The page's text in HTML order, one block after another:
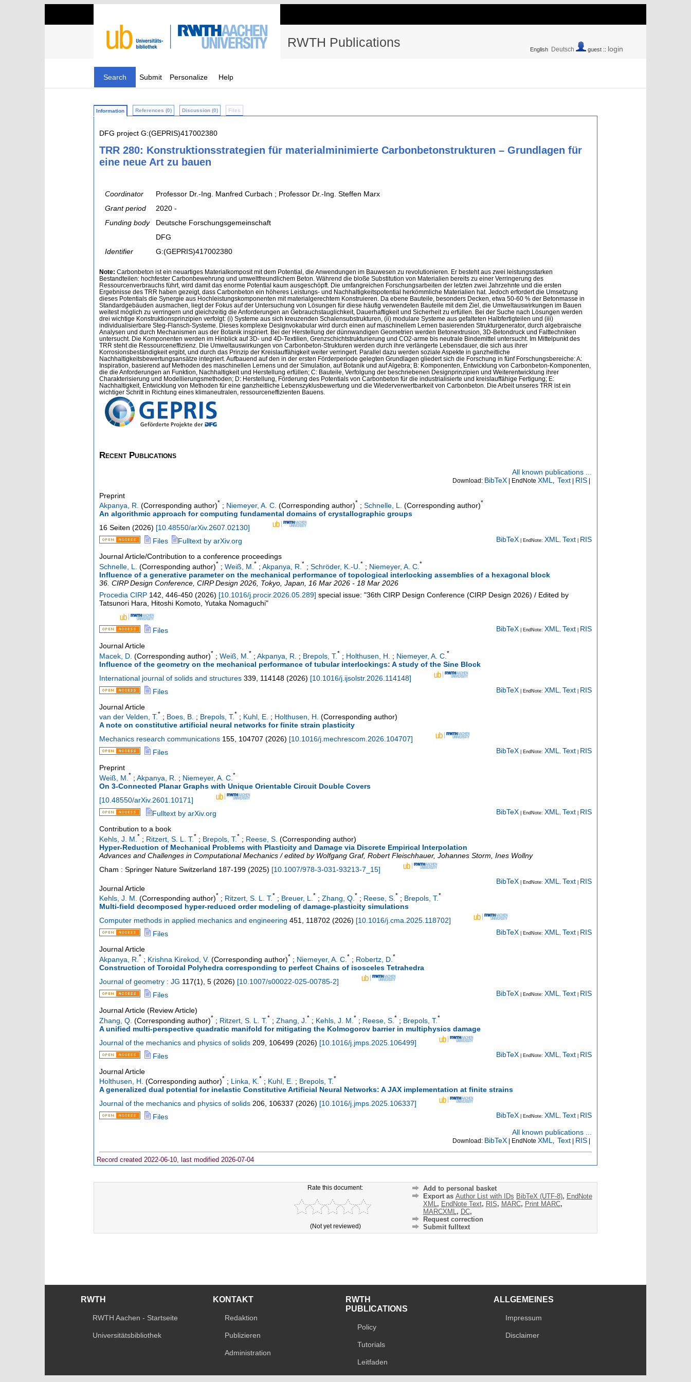
RWTH Publications English Deutsch guest :: login
Search Submit Personalize Help
Information References (0) Discussion (0) Files
DFG project G:(GEPRIS)417002380
TRR 280: Konstruktionsstrategien für materialminimierte Carbonbetonstrukturen – Grundlagen für
eine neue Art zu bauen
Coordinator
Professor Dr.-Ing. Manfred Curbach ; Professor Dr.-Ing. Steffen Marx
Grant period
2020 -
Funding body
Deutsche Forschungsgemeinschaft
DFG
Identifier
G:(GEPRIS)417002380
Note: Carbonbeton ist ein neuartiges Materialkomposit mit dem Potential, die Anwendungen im Bauwesen zu revolutionieren. Er besteht aus zwei leistungsstarken
Bestandteilen: hochfester Carbonbewehrung und umweltfreundlichem Beton. Während die bloße Substitution von Materialien bereits zu einer Verringerung des
Ressourcenverbrauchs führt, wird damit das enorme Potential kaum ausgeschöpft. Die umfangreichen Forschungsarbeiten der letzten zwei Jahrzehnte und die ersten
Ergebnisse des TRR haben gezeigt, dass Carbonbeton ein höheres Leistungs- und Nachhaltigkeitspotential herkömmliche Materialien hat. Jedoch erfordert die Umsetzung
dieses Potentials die Synergie aus Hochleistungskomponenten mit materialgerechtem Konstruieren. Da ebene Bauteile, besonders Decken, etwa 50-60 % der Betonmasse in
Standardgebäuden ausmachen, liegt der Fokus auf der Untersuchung von Lösungen für diese häufig verwendeten Bauteile mit dem Ziel, die Umweltauswirkungen im Bauen
weitest möglich zu verringern und gleichzeitig die Anforderungen an Gebrauchstauglichkeit, Dauerhaftigkeit und Sicherheit zu erfüllen. Bei der Suche nach Lösungen werden
drei wichtige Konstruktionsprinzipien verfolgt: (i) Systeme aus sich kreuzenden Schalensubstrukturen, (ii) modulare Systeme aus gefalteten Halbfertigteilen und (iii)
individualisierbare Steg-Flansch-Systeme. Dieses komplexe Designvokabular wird durch einen auf maschinellem Lernen basierenden Strukturgenerator, durch algebraische
Analysen und durch Mechanismen aus der Botanik inspiriert. Bei der Herstellung der dünnwandigen Geometrien werden Betonextrusion, 3D-Betondruck und Falttechniken
untersucht. Die Komponenten werden im Hinblick auf 3D- und 4D-Textilien, Grenzschichtstrukturierung und CO2-arme bis neutrale Bindemittel untersucht. Im Mittelpunkt des
TRR steht die Ressourceneffizienz. Die Umweltauswirkungen von Carbonbeton-Strukturen werden durch ihre verlängerte Lebensdauer, die sich aus ihrer
Korrosionsbeständigkeit ergibt, und durch das Prinzip der Kreislauffähigkeit weiter verringert. Parallel dazu werden soziale Aspekte in ganzheitliche
Nachhaltigkeitsbewertungsansätze integriert. Aufbauend auf den in der ersten Förderperiode gelegten Grundlagen gliedert sich die Forschung in fünf Forschungsbereiche: A:
Inspiration, basierend auf Methoden des maschinellen Lernens und der Simulation, auf Botanik und auf Algebra; B: Komponenten, Entwicklung von Carbonbeton-Komponenten,
die die Anforderungen an Funktion, Nachhaltigkeit und Herstellung erfüllen; C: Bauteile, Verfolgung der beschriebenen Designprinzipien und Weiterentwicklung ihrer
Charakterisierung und Modellierungsmethoden; D: Herstellung, Förderung des Potentials von Carbonbeton für die industrialisierte und kreislauffähige Fertigung; E:
Nachhaltigkeit, Entwicklung von Methoden für eine ganzheitliche Lebenszyklusbewertung und die Wiederverwertbarkeit von Carbonbeton. Die Arbeit unseres TRR ist ein
wichtiger Schritt in Richtung eines klimaneutralen, ressourceneffizienten Bauens.
Recent Publications
All known publications ...
Download: BibTeX | EndNote XML Text | RIS |
Preprint
Akpanya, R. (Corresponding author)* ; Niemeyer, A. C. (Corresponding author)* ; Schnelle, L. (Corresponding author)*
An algorithmic approach for computing fundamental domains of crystallographic groups
16 Seiten (2026) [10.48550/arXiv.2607.02130]
Files
Fulltext by arXiv.org BibTeX | EndNote: XML, Text RIS
Journal Article/Contribution to a conference proceedings
Schnelle, L.
(Corresponding author)* ; Weiß, M. * ; Akpanya, R. * ; Schröder, K.-U. * ; Niemeyer, A. C. *
Influence of a generative parameter on the mechanical performance of topological interlocking assemblies of a hexagonal block
36. CIRP Design Conference CIRP Design 2026 Tokyo Japan , 16 Mar 2026 - 18 Mar 2026
Procedia CIRP 142 446-450 (2026) [10.1016/j.procir.2026.05.289] special issue: "36th CIRP Design Conference (CIRP Design 2026) / Edited by
Tatsunori Hara, Hitoshi Komoto, Yutaka Nomaguchi"
Files BibTeX | EndNote: XML , Text RIS
Journal Article
Macek, D. (Corresponding author)* ; Weiß, M. * ; Akpanya, R. ; Brepols, T.* ; Holthusen, H. ; Niemeyer, A. C. *
Influence of the geometry on the mechanical performance of tubular interlockings: A study of the Sine Block
International journal of solids and structures 339 114148 (2026) [10.1016/j.ijsolstr.2026.114148]
Files
BibTeX | EndNote: XML Text RIS
Journal Article
van der Velden, T.* ; Boes, B. ; Brepols, T.* ; Kuhl, E. ; Holthusen, H. (Corresponding author)
A note on constitutive artificial neural networks for finite strain plasticity
Mechanics research communications 155, 104707 (2026) [10.1016/j.mechrescom.2026.104707]
Files
BibTeX | EndNote: XML, Text RIS
Preprint
Weiß, M. * ; Akpanya, R. ; Niemeyer, A. C. *
On 3-Connected Planar Graphs with Unique Orientable Circuit Double Covers
[10.48550/arXiv.2601.10171]
Fulltext by arXiv.org
BibTeX | EndNote: XML , Text RIS
Contribution to a book
Kehls, J. M. * ; Ritzert, S. L. T.* ; Brepols, T.* ; Reese, S. (Corresponding author)
Hyper-Reduction of Mechanical Problems with Plasticity and Damage via Discrete Empirical Interpolation
Advances and Challenges in Computational Mechanics / edited by Wolfgang Graf, Robert Fleischhauer, Johannes Storm, Ines Wollny
Cham : Springer Nature Switzerland 187-199 (2025) [10.1007/978-3-031-93213-7_15]
BibTeX | EndNote: XML Text RIS
Journal Article
Kehls, J. M. (Corresponding author)* ; Ritzert, S. L. T.* ; Breuer, L.* ; Zhang, Q.* ; Reese, S.* ; Brepols, T.*
Multi-field decomposed hyper-reduced order modeling of damage-plasticity simulations
Computer methods in applied mechanics and engineering 451, 118702 (2026) [10.1016/j.cma.2025.118702]
Files
BibTeX | EndNote: XML, Text RIS
Journal Article
Akpanya, R. * ; Krishna Kirekod, V. (Corresponding author)* ; Niemeyer, A. C. * ; Robertz, D. *
Construction of Toroidal Polyhedra corresponding to perfect Chains of isosceles Tetrahedra
Journal of geometry : JG 117(1), 5 (2026) [10.1007/s00022-025-00785-2]
Files
BibTeX | EndNote: XML Text RIS
Journal Article (Review Article)
Zhang, Q. (Corresponding author)* ; Ritzert, S. L. T.* ; Zhang, J. * ; Kehls, J. M. * ; Reese, S. * ; Brepols, T.*
A unified multi-perspective quadratic manifold for mitigating the Kolmogorov barrier in multiphysics damage
Journal of the mechanics and physics of solids 209 106499 (2026) [10.1016/j.jmps.2025.106499]
Files
BibTeX | EndNote: XML Text RIS
Journal Article
Holthusen, H. (Corresponding author)* ; Linka, K.* ; Kuhl, E. ; Brepols, T.*
A generalized dual potential for inelastic Constitutive Artificial Neural Networks: A JAX implementation at finite strains
Journal of the mechanics and physics of solids 206, 106337 (2026) [10.1016/j.jmps.2025.106337]
Files
BibTeX | EndNote: XML, Text RIS
All known publications ...
Download: BibTeX | EndNote XML Text RIS
Record created 2022-06-10, last modified 2026-07-04
Rate this document:
(Not yet reviewed)
Add to personal basket
Export as Author List with IDs BibTeX (UTF-8), EndNote
XML , EndNote Text, RIS, MARC, Print MARC,
MARCXML , DC,
Request correction
Submit fulltext
RWTH
RWTH Aachen - Startseite
Universitätsbibliothek
KONTAKT
Redaktion
Publizieren
Administration
RWTH
PUBLICATIONS
Policy
Tutorials
Leitfaden
ALLGEMEINES
Impressum
Disclaimer